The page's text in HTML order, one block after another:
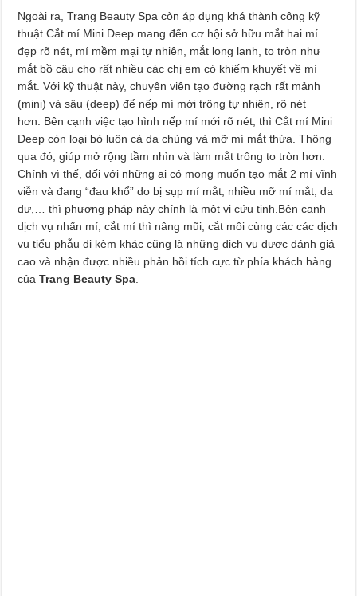
Ngoài ra, Trang Beauty Spa còn áp dụng khá thành công kỹ
thuật Cắt mí Mini Deep mang đến cơ hội sở hữu mắt hai mí
đẹp rõ nét, mí mềm mại tự nhiên, mắt long lanh, to tròn như
mắt bồ câu cho rất nhiều các chị em có khiếm khuyết về mí
mắt. Với kỹ thuật này, chuyên viên tạo đường rạch rất mảnh
(mini) và sâu (deep) để nếp mí mới trông tự nhiên, rõ nét
hơn. Bên cạnh việc tạo hình nếp mí mới rõ nét, thì Cắt mí Mini
Deep còn loại bỏ luôn cả da chùng và mỡ mí mắt thừa. Thông
qua đó, giúp mở rộng tầm nhìn và làm mắt trông to tròn hơn.
Chính vì thế, đối với những ai có mong muốn tạo mắt 2 mí vĩnh
viễn và đang “đau khổ” do bị sụp mí mắt, nhiều mỡ mí mắt, da
dư,… thì phương pháp này chính là một vị cứu tinh.Bên cạnh
dịch vụ nhấn mí, cắt mí thì nâng mũi, cắt môi cùng các các dịch
vụ tiểu phẫu đi kèm khác cũng là những dịch vụ được đánh giá
cao và nhận được nhiều phản hồi tích cực từ phía khách hàng
củaTrang Beauty Spa